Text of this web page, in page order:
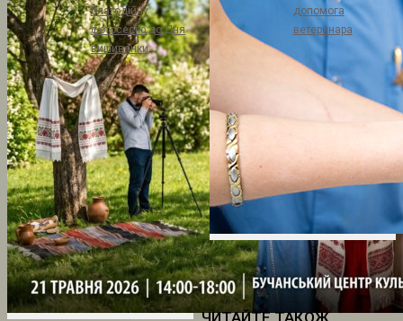
благодійну
фотосесію до Дня
вишиванки
допомога
ветеринара